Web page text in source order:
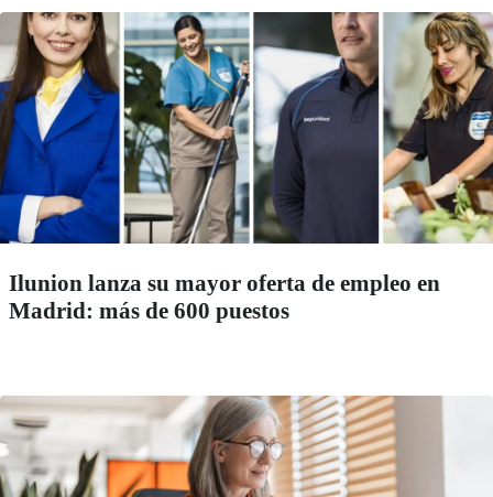
Ilunion lanza su mayor oferta de empleo en
Madrid: más de 600 puestos